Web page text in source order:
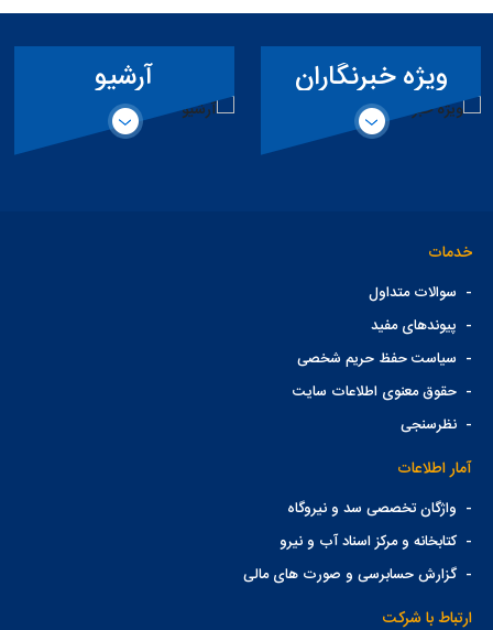
ویژه خبرنگاران آرشیو
خدمات
- سوالات متداول
- پیوندهای مفید
- سیاست حفظ حریم شخصی
-حقوق معنوی اطلاعات سایت
-نظرسنجی
آمار اطلاعات
- واژگان تخصصی سد و نیروگاه
-کتابخانه و مرکز اسناد آب و نیرو
-گزارش حسابرسی و صورت های مالی
ارتباط با شرکت